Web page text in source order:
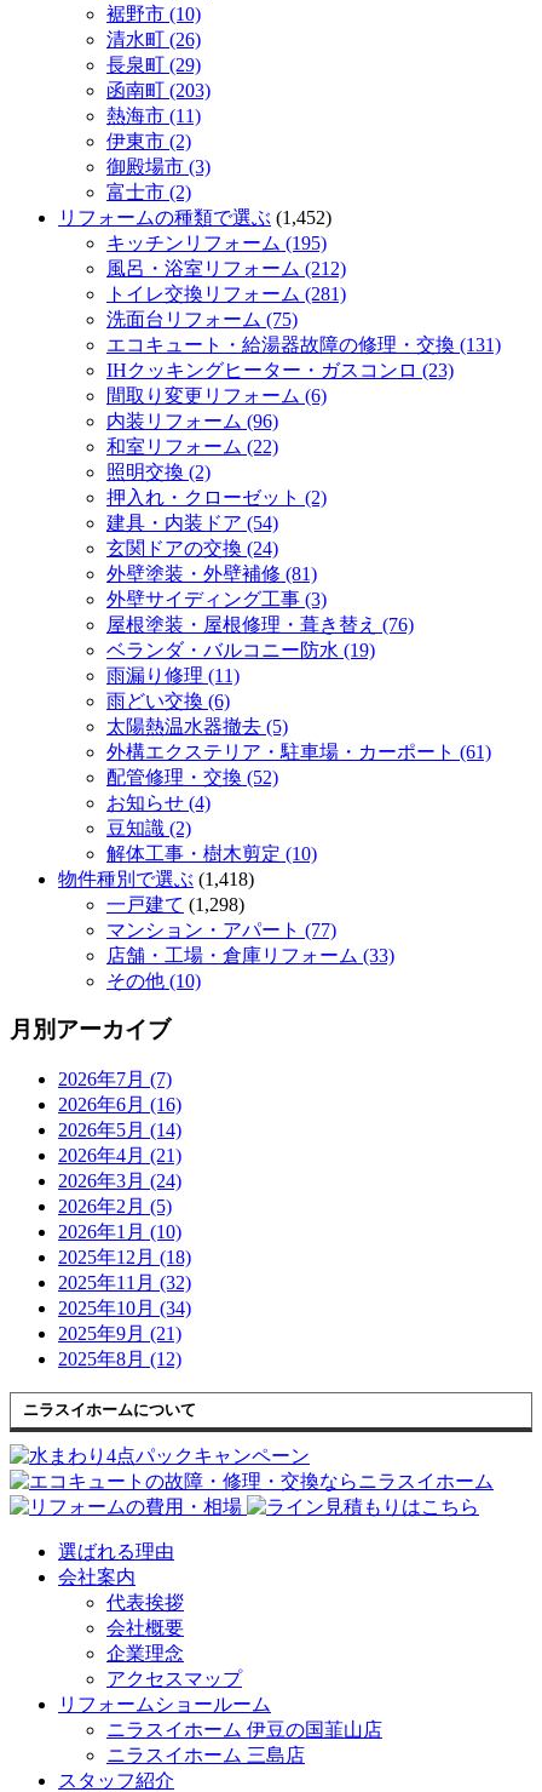
裾野市 (10)
清水町 (26)
長泉町 (29)
函南町 (203)
熱海市 (11)
伊東市 (2)
御殿場市 (3)
富士市 (2)
リフォームの種類で選ぶ (1,452)
キッチンリフォーム (195)
風呂・浴室リフォーム (212)
トイレ交換リフォーム (281)
洗面台リフォーム (75)
エコキュート・給湯器故障の修理・交換 (131)
IHクッキングヒーター・ガスコンロ (23)
間取り変更リフォーム (6)
内装リフォーム (96)
和室リフォーム (22)
照明交換 (2)
押入れ・クローゼット (2)
建具・内装ドア (54)
玄関ドアの交換 (24)
外壁塗装・外壁補修 (81)
外壁サイディング工事 (3)
屋根塗装・屋根修理・葺き替え (76)
ベランダ・バルコニー防水 (19)
雨漏り修理 (11)
雨どい交換 (6)
太陽熱温水器撤去 (5)
外構エクステリア・駐車場・カーポート (61)
配管修理・交換 (52)
お知らせ (4)
豆知識 (2)
解体工事・樹木剪定 (10)
物件種別で選ぶ (1,418)
一戸建て (1,298)
マンション・アパート (77)
店舗・工場・倉庫リフォーム (33)
その他 (10)
月別アーカイブ
2026年7月 (7)
2026年6月 (16)
2026年5月 (14)
2026年4月 (21)
2026年3月 (24)
2026年2月 (5)
2026年1月 (10)
2025年12月 (18)
2025年11月 (32)
2025年10月 (34)
2025年9月 (21)
2025年8月 (12)
ニラスイホームについて
選ばれる理由
会社案内
代表挨拶
会社概要
企業理念
アクセスマップ
リフォームショールーム
ニラスイホーム 伊豆の国韮山店
ニラスイホーム 三島店
スタッフ紹介